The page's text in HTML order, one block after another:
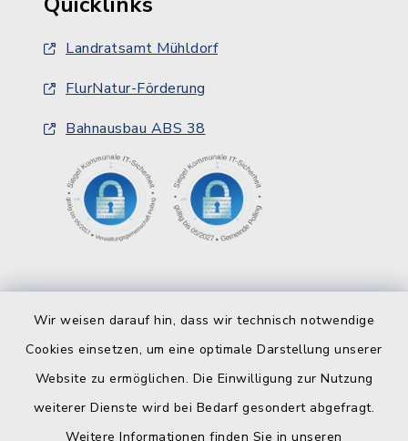
Wir weisen darauf hin, dass wir technisch notwendige
Cookies einsetzen, um eine optimale Darstellung unserer
Website zu ermöglichen. Die Einwilligung zur Nutzung
weiterer Dienste wird bei Bedarf gesondert abgefragt.
Weitere Informationen finden Sie in unseren
Landratsamt Mühldorf
FlurNatur-Förderung
Bahnausbau ABS 38